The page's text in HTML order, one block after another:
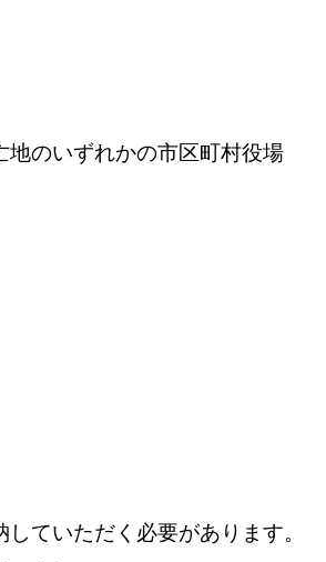
のいずれかの市区町村役場
ていただく必要があります。